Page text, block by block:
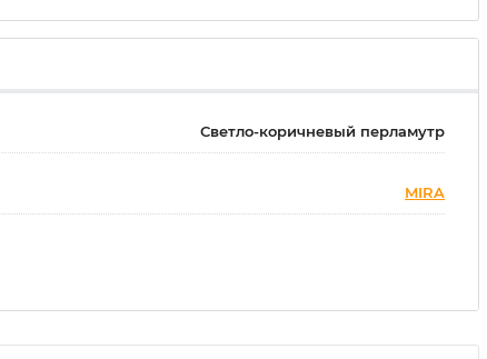
Светло-коричневый перламутр
MIRA